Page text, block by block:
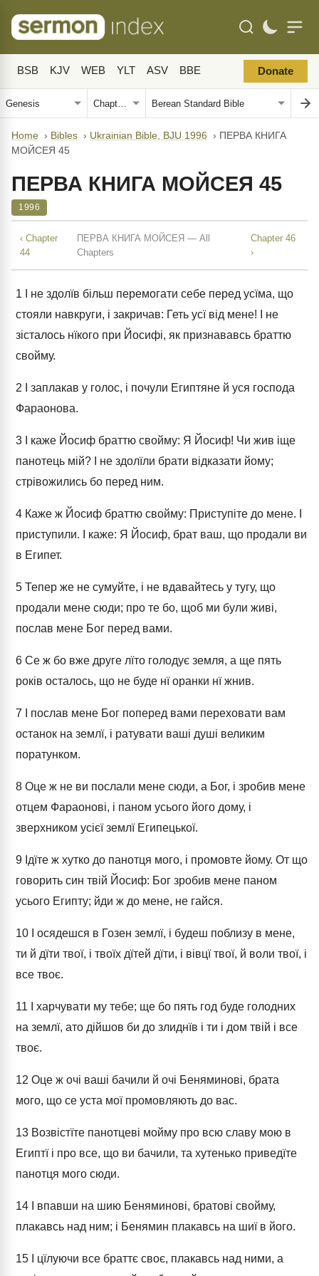
BSB KJV WEB YLT ASV BBE Donate
Home › Bibles › Ukrainian Bible, BJU 1996 › ПЕРВА КНИГА
МОЙСЕЯ 45
ПЕРВА КНИГА МОЙСЕЯ 45
1996
‹ Chapter
44
ПЕРВА КНИГА МОЙСЕЯ — All
Chapters
Chapter 46
›
1 І не здолїв більш перемогати себе перед усїма, що
стояли навкруги, і закричав: Геть усї від мене! І не
зісталось нїкого при Йосифі, як признававсь браттю
свойму.
2 І заплакав у голос, і почули Египтяне й уся господа
Фараонова.
3 І каже Йосиф браттю свойму: Я Йосиф! Чи жив іще
панотець мій? І не здолїли брати відказати йому;
стрівожились бо перед ним.
4 Каже ж Йосиф браттю свойму: Приступіте до мене. І
приступили. І каже: Я Йосиф, брат ваш, що продали ви
в Египет.
5 Тепер же не сумуйте, і не вдавайтесь у тугу, що
продали мене сюди; про те бо, щоб ми були живі,
послав мене Бог перед вами.
6 Се ж бо вже друге лїто голодує земля, а ще пять
років осталось, що не буде нї оранки нї жнив.
7 І послав мене Бог поперед вами переховати вам
останок на землї, і ратувати ваші душі великим
поратунком.
8 Оце ж не ви послали мене сюди, а Бог, і зробив мене
отцем Фараонові, і паном усього його дому, і
зверхником усієї землї Египецької.
9 Ідїте ж хутко до панотця мого, і промовте йому. От що
говорить син твій Йосиф: Бог зробив мене паном
усього Египту; йди ж до мене, не гайся.
10 І осядешся в Гозен землї, і будеш поблизу в мене,
ти й дїти твої, і твоїх дїтей дїти, і вівцї твої, й воли твої, і
все твоє.
11 І харчувати му тебе; ще бо пять год буде голодних
на землї, ато дійшов би до злиднїв і ти і дом твій і все
твоє.
12 Оце ж очі ваші бачили й очі Беняминові, брата
мого, що се уста мої промовляють до вас.
13 Возвістїте панотцеві мойму про всю славу мою в
Египтї і про все, що ви бачили, та хутенько приведїте
панотця мого сюди.
14 І впавши на шию Беняминові, братові свойму,
плакавсь над ним; і Бенямин плакавсь на шиї в його.
15 І цїлуючи все браттє своє, плакавсь над ними, а